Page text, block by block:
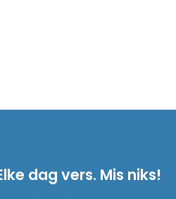
dag vers. Mis niks!